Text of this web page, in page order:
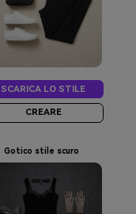
SCARICA LO STILE
CREARE
Gotico stile scuro